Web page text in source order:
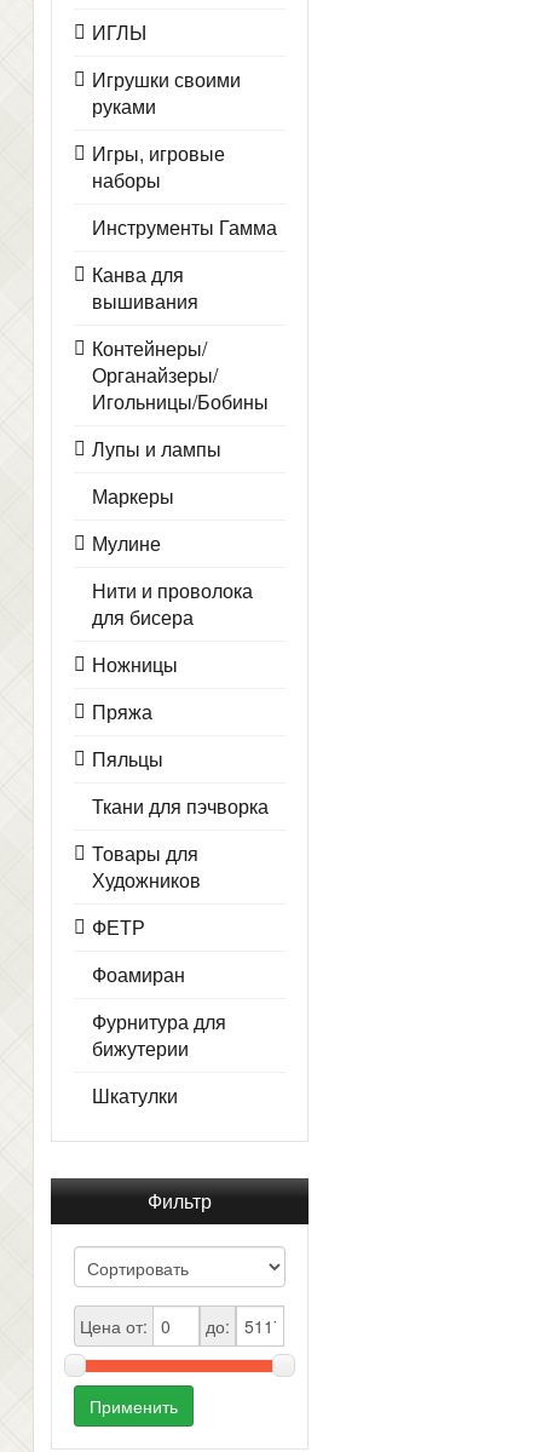
ИГЛЫ
Игрушки своими
руками
Игры, игровые
наборы
Инструменты Гамма
Канва для
вышивания
Контейнеры/
Органайзеры/
Игольницы/Бобины
Лупы и лампы
Маркеры
Мулине
Нити и проволока
для бисера
Ножницы
Пряжа
Пяльцы
Ткани для пэчворка
Товары для
Художников
ФЕТР
Фоамиран
Фурнитура для
бижутерии
Шкатулки
Фильтр
Цена от: до:
Применить